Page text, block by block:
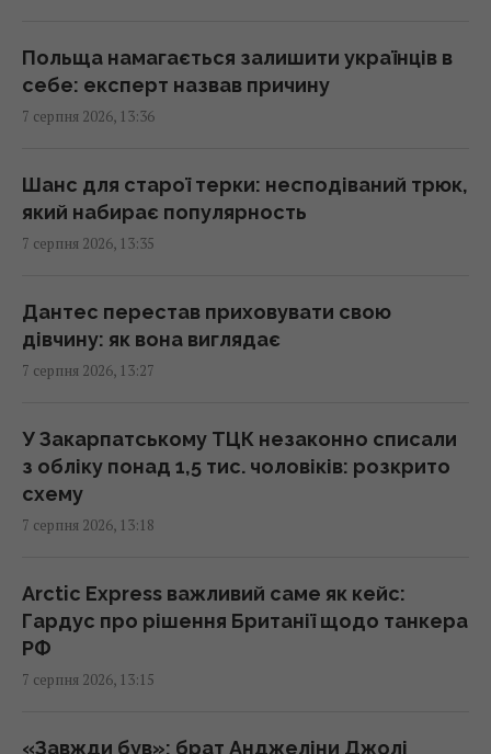
найнадійніший смартфон 2026 року
13:30 п'ятниця, 07 серпня 2026
заважають відпочинку: як покращити сон
13:30 п'ятниця, 07 серпня 2026
експерти пояснили, для чого він потрібен
13:21 п'ятниця, 07 серпня 2026
Європи можна швидше пройти контроль
13:21 п'ятниця, 07 серпня 2026
13:19 п'ятниця, 07 серпня 2026
В Україні випустять пам’ятну монету на
13:15 п'ятниця, 07 серпня 2026
Польща намагається залишити українців в
себе: експерт назвав причину
7 серпня 2026, 13:36
Шанс для старої терки: несподіваний трюк,
який набирає популярность
7 серпня 2026, 13:35
Дантес перестав приховувати свою
дівчину: як вона виглядає
7 серпня 2026, 13:27
У Закарпатському ТЦК незаконно списали
з обліку понад 1,5 тис. чоловіків: розкрито
схему
7 серпня 2026, 13:18
Arctic Express важливий саме як кейс:
Гардус про рішення Британії щодо танкера
РФ
7 серпня 2026, 13:15
«Завжди був»: брат Анджеліни Джолі